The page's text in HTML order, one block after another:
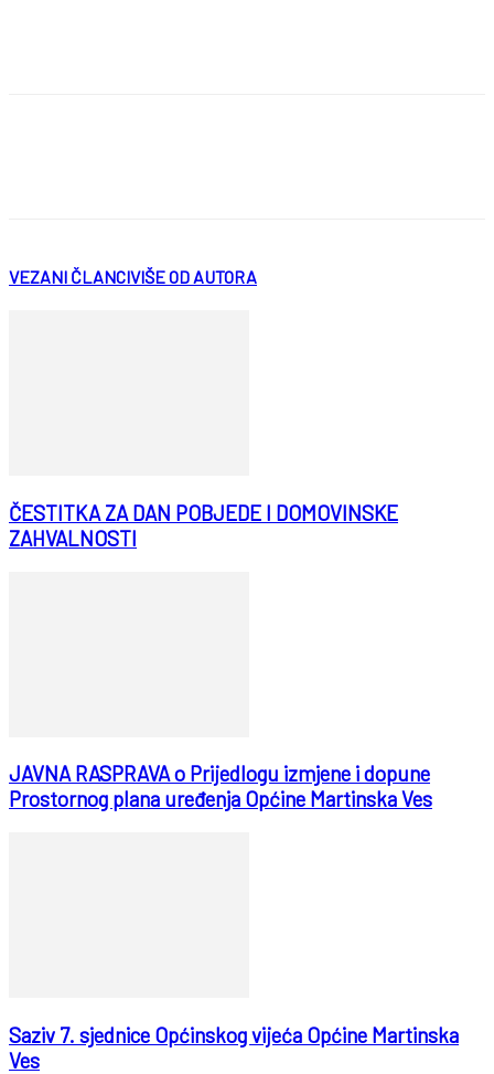
VEZANI ČLANCIVIŠE OD AUTORA
ČESTITKA ZA DAN POBJEDE I DOMOVINSKE
ZAHVALNOSTI
JAVNA RASPRAVA o Prijedlogu izmjene i dopune
Prostornog plana uređenja Općine Martinska Ves
Saziv 7. sjednice Općinskog vijeća Općine Martinska
Ves